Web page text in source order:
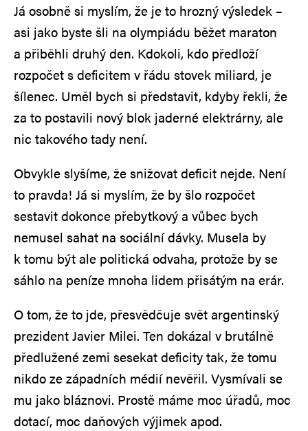
Já osobně si myslím, že je to hrozný výsledek –
asi jako byste šli na olympiádu běžet maraton
a přiběhli druhý den. Kdokoli, kdo předloží
rozpočet s deficitem v řádu stovek miliard, je
šílenec. Uměl bych si představit, kdyby řekli, že
za to postavili nový blok jaderné elektrárny, ale
nic takového tady není.
Obvykle slyšíme, že snižovat deficit nejde. Není
to pravda! Já si myslím, že by šlo rozpočet
sestavit dokonce přebytkový a vůbec bych
nemusel sahat na sociální dávky. Musela by
k tomu být ale politická odvaha, protože by se
sáhlo na peníze mnoha lidem přisátým na erár.
O tom, že to jde, přesvědčuje svět argentinský
prezident Javier Milei. Ten dokázal v brutálně
předlužené zemi sesekat deficity tak, že tomu
nikdo ze západních médií nevěřil. Vysmívali se
mu jako bláznovi. Prostě máme moc úřadů, moc
dotací, moc daňových výjimek apod.